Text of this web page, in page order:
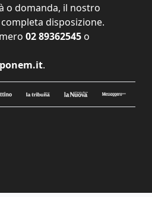
o domanda, il nostro
disposizione.
02 89362545 o
.